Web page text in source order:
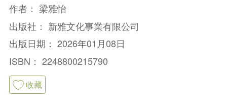
作者： 梁雅怡
出版社： 新雅文化事業有限公司
出版日期： 2026年01月08日
ISBN： 2248800215790
收藏